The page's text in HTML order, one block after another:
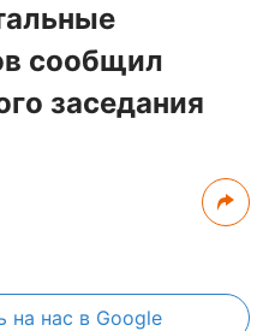
сообщил
заседания
на нас в Google